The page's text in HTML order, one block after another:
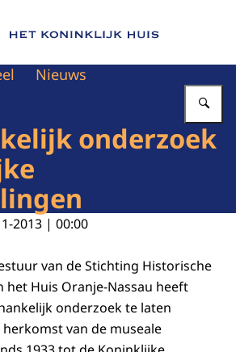
homepage van Het Koninklijk Huis
Nieuws
onderzoek
2013 | 00:00
van de Stichting Historische
het Huis Oranje-Nassau heeft
onderzoek te laten
van de museale